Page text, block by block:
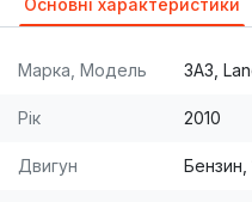
Основні характеристики
Марка, Модель ЗАЗ,
Рік 2010
Двигун Бензин,